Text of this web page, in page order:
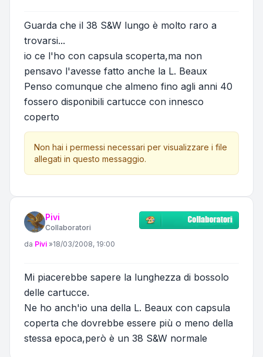
Guarda che il 38 S&W lungo è molto raro a
trovarsi...
io ce l'ho con capsula scoperta,ma non
pensavo l'avesse fatto anche la L. Beaux
Penso comunque che almeno fino agli anni 40
fossero disponibili cartucce con innesco
coperto
Non hai i permessi necessari per visualizzare i file
allegati in questo messaggio.
Pivi
Collaboratori
Messaggio
da Pivi »18/03/2008, 19:00
Mi piacerebbe sapere la lunghezza di bossolo
delle cartucce.
Ne ho anch'io una della L. Beaux con capsula
coperta che dovrebbe essere più o meno della
stessa epoca,però è un 38 S&W normale